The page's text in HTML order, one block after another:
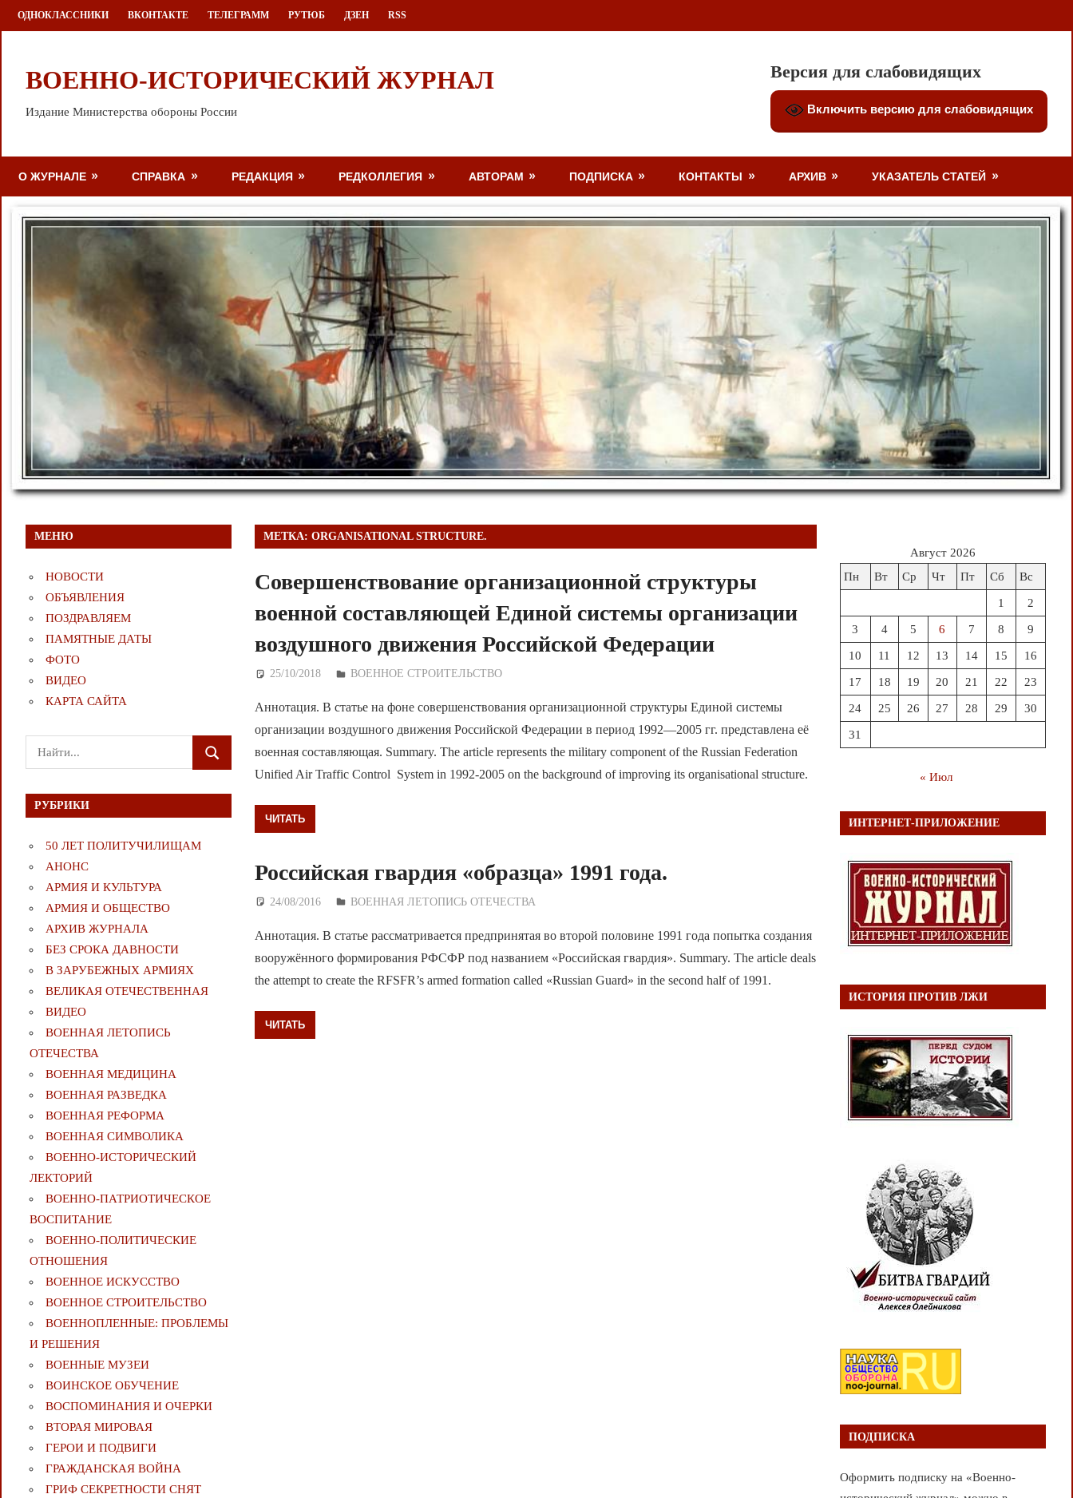
Перейти
к
ОДНОКЛАССНИКИ ВКОНТАКТЕ ТЕЛЕГРАММ РУТЮБ ДЗЕН RSS
ВОЕННО-ИСТОРИЧЕСКИЙ ЖУРНАЛ
Издание Министерства обороны России
Версия для слабовидящих
Включить версию для слабовидящих
О ЖУРНАЛЕ СПРАВКА РЕДАКЦИЯ РЕДКОЛЛЕГИЯ АВТОРАМ ПОДПИСКА КОНТАКТЫ АРХИВ УКАЗАТЕЛЬ СТАТЕЙ
МЕТКА:ORGANISATIONAL STRUCTURE.
Совершенствование организационной структуры
военной составляющей Единой системы организации
воздушного движения Российской Федерации
25/10/2018 Дежурный по Редакции
ВОЕННОЕ СТРОИТЕЛЬСТВО
Аннотация. В статье на фоне совершенствования организационной структуры Единой системы
организации воздушного движения Российской Федерации в период 1992—2005 гг. представлена её
военная составляющая. Summary. The article represents the military component of the Russian Federation
Unified Air Traffic Control System in 1992-2005 on the background of improving its organisational structure.
ЧИТАТЬ
Российская гвардия «образца» 1991 года.
24/08/2016 Дежурный по Редакции
ВОЕННАЯ ЛЕТОПИСЬ ОТЕЧЕСТВА
Аннотация. В статье рассматривается предпринятая во второй половине 1991 года попытка создания
вооружённого формирования РФСФР под названием «Российская гвардия». Summary. The article deals
the attempt to create the RFSFR’s armed formation called «Russian Guard» in the second half of 1991.
ЧИТАТЬ
МЕНЮ
НОВОСТИ
ОБЪЯВЛЕНИЯ
ПОЗДРАВЛЯЕМ
ПАМЯТНЫЕ ДАТЫ
ФОТО
ВИДЕО
КАРТА САЙТА
Поиск
для:
ПОИСК
РУБРИКИ
50 ЛЕТ ПОЛИТУЧИЛИЩАМ
АНОНС
АРМИЯ И КУЛЬТУРА
АРМИЯ И ОБЩЕСТВО
АРХИВ ЖУРНАЛА
БЕЗ СРОКА ДАВНОСТИ
В ЗАРУБЕЖНЫХ АРМИЯХ
ВЕЛИКАЯ ОТЕЧЕСТВЕННАЯ
ВИДЕО
ВОЕННАЯ ЛЕТОПИСЬ
ОТЕЧЕСТВА
ВОЕННАЯ МЕДИЦИНА
ВОЕННАЯ РАЗВЕДКА
ВОЕННАЯ РЕФОРМА
ВОЕННАЯ СИМВОЛИКА
ВОЕННО-ИСТОРИЧЕСКИЙ
ЛЕКТОРИЙ
ВОЕННО-ПАТРИОТИЧЕСКОЕ
ВОСПИТАНИЕ
ВОЕННО-ПОЛИТИЧЕСКИE
ОТНОШЕНИЯ
ВОЕННОЕ ИСКУССТВО
ВОЕННОЕ СТРОИТЕЛЬСТВО
ВОЕННОПЛЕННЫЕ: ПРОБЛЕМЫ
И РЕШЕНИЯ
ВОЕННЫЕ МУЗЕИ
ВОИНСКОЕ ОБУЧЕНИЕ
ВОСПОМИНАНИЯ И ОЧЕРКИ
ВТОРАЯ МИРОВАЯ
ГЕРОИ И ПОДВИГИ
ГРАЖДАНСКАЯ ВОЙНА
ГРИФ СЕКРЕТНОСТИ СНЯТ
Август 2026
Пн
Вт Ср Чт Пт Сб Вс
1 2
3 4 5 6 7 8 9
10 11 12 13 14 15 16
17 18 19 20 21 22 23
24 25 26 27 28 29 30
31
« Июл
ИНТЕРНЕТ-ПРИЛОЖЕНИЕ
ИСТОРИЯ ПРОТИВ ЛЖИ
ПОДПИСКА
Оформить подписку на «Военно-